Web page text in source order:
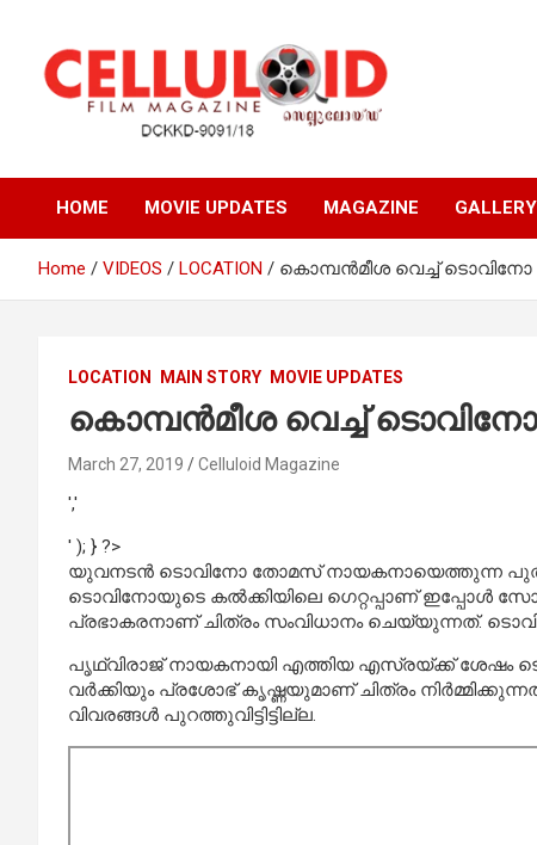
content
celluloid
HOME MOVIE UPDATES MAGAZINE GALLERY
Home VIDEOS LOCATION കൊമ്പന്‍മീശ വെച്ച്
LOCATION MAIN STORY MOVIE UPDATES
കൊമ്പന്‍മീശ വെച്ച്
March 27, 2019 Celluloid Magazine
','
' ); } ?>
യുവനടന്‍ ടൊവിനോ തോമസ് നായകനായെത്തുന്ന
ടൊവിനോയുടെ കല്‍ക്കിയിലെ ഗെറ്റപ്പാണ് ഇപ്പോള്‍
പ്രഭാകരനാണ് ചിത്രം സംവിധാനം ചെയ്യുന്നത്.
പൃഥ്വിരാജ് നായകനായി എത്തിയ എസ്രയ്ക്ക് ശേഷം
വര്‍ക്കിയും പ്രശോഭ് കൃഷ്ണയുമാണ് ചിത്രം
വിവരങ്ങള്‍ പുറത്തുവിട്ടിട്ടില്ല.